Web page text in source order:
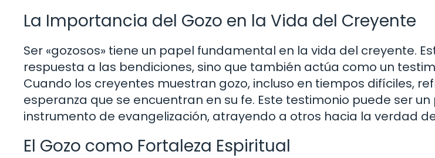
La Importancia del Gozo en la Vida del Creyente
Ser «gozosos» tiene un papel fundamental en la vida del creyente.
respuesta a las bendiciones, sino que también actúa como un
Cuando los creyentes muestran gozo, incluso en tiempos difíciles,
esperanza que se encuentran en su fe. Este testimonio puede ser
instrumento de evangelización, atrayendo a otros hacia la verdad
El Gozo como Fortaleza Espiritual